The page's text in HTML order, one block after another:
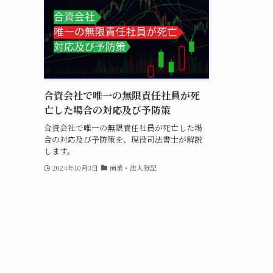
合資会社で唯一の無限責任社員が死
亡した場合の対応及び予防策
合資会社で唯一の無限責任社員が死亡した場
合の対応及び予防策を、現役司法書士が解説
します。
2024年10月3日 商業・法人登記